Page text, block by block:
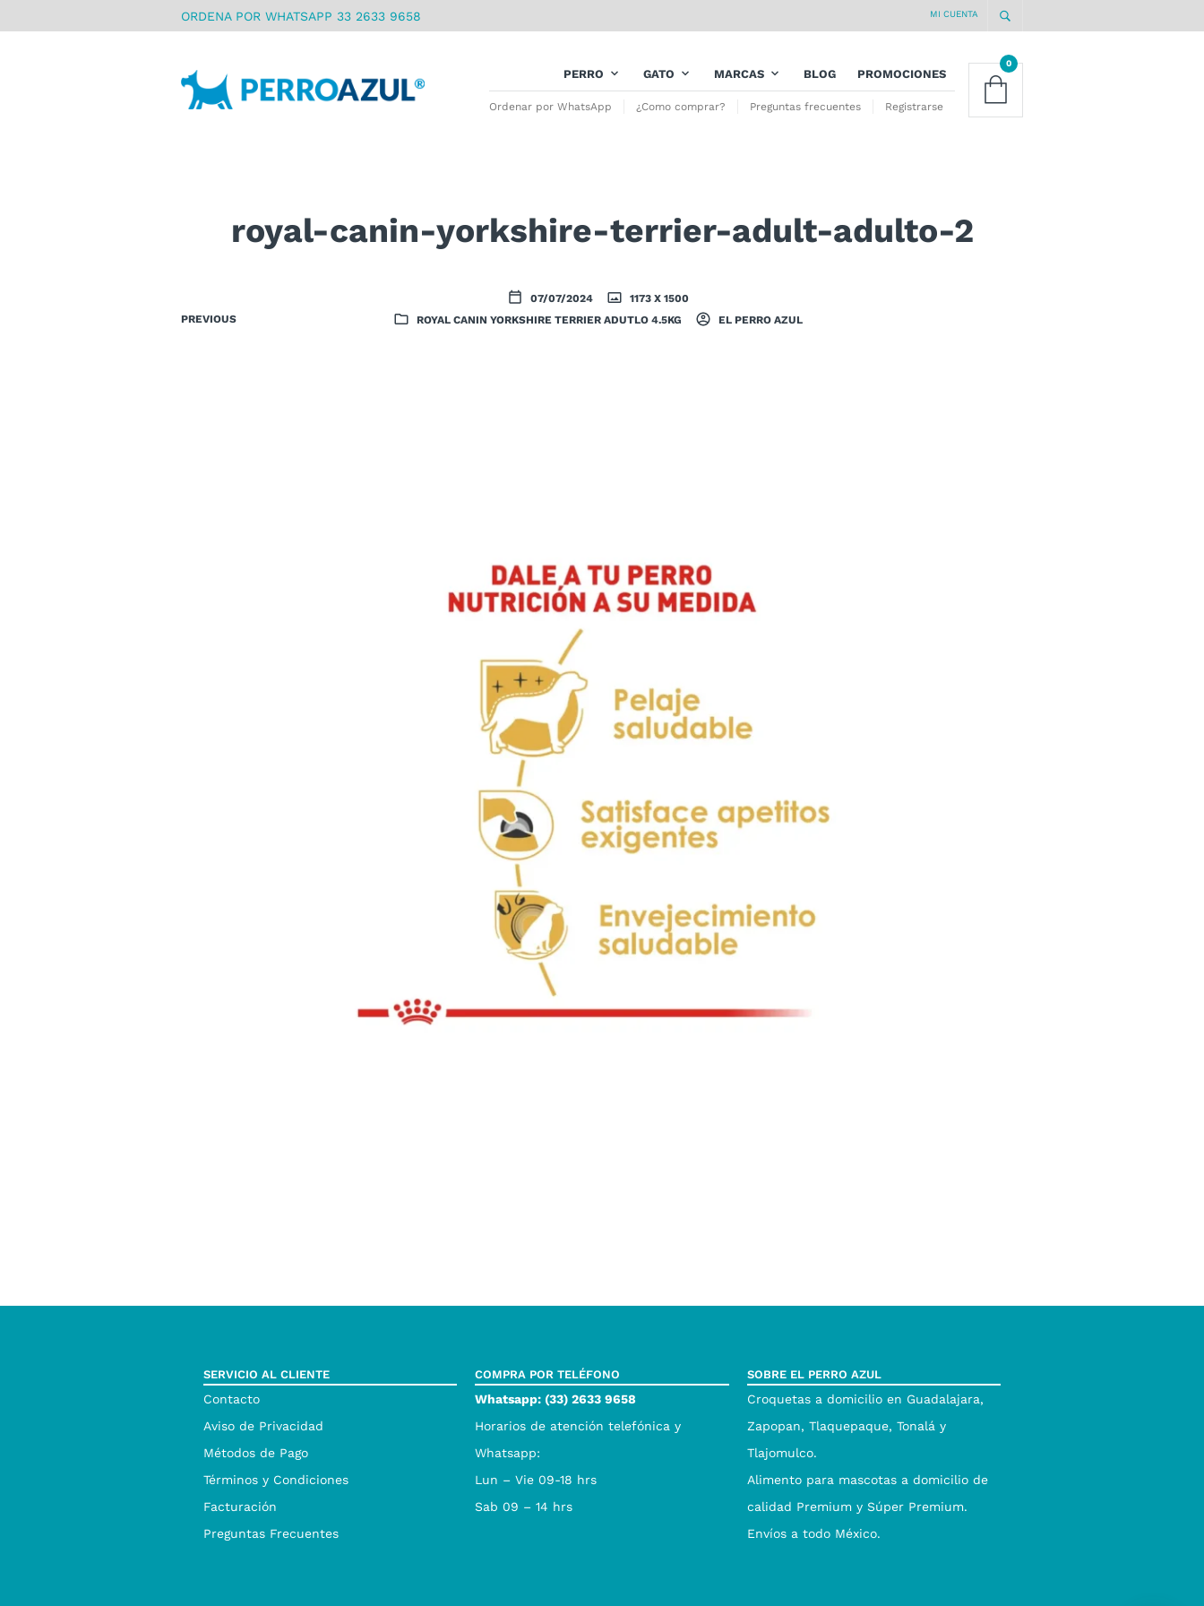
ORDENA POR WHATSAPP 33 2633 9658 MI CUENTA
PERRO GATO MARCAS BLOG PROMOCIONES
Ordenar por WhatsApp ¿Como comprar? Preguntas frecuentes Registrarse
0
royal-canin-yorkshire-terrier-adult-adulto-2
07/07/2024
1173 X 1500
ROYAL CANIN YORKSHIRE TERRIER ADUTLO 4.5KG
EL PERRO AZUL
PREVIOUS
SERVICIO AL CLIENTE
Contacto
Aviso de Privacidad
Métodos de Pago
Términos y Condiciones
Facturación
Preguntas Frecuentes
COMPRA POR TELÉFONO
Whatsapp: (33) 2633 9658
Horarios de atención telefónica y
Whatsapp:
Lun – Vie 09-18 hrs
Sab 09 – 14 hrs
SOBRE EL PERRO AZUL
Croquetas a domicilio en Guadalajara,
Zapopan, Tlaquepaque, Tonalá y
Tlajomulco.
Alimento para mascotas a domicilio de
calidad Premium y Súper Premium.
Envíos a todo México.